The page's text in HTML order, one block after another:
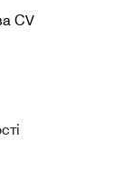
CV